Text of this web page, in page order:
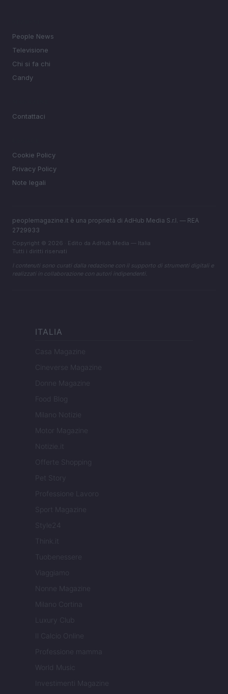
People News
Televisione
Chi si fa chi
Candy
Contattaci
Cookie Policy
Privacy Policy
Note legali
peoplemagazine.it è una proprietà di AdHub Media S.r.l. — REA
2729933
Copyright © 2026 · Edito da AdHub Media — Italia
Tutti i diritti riservati
I contenuti sono curati dalla redazione con il supporto di strumenti digitali e
realizzati in collaborazione con autori indipendenti.
ITALIA
Casa Magazine
Cineverse Magazine
Donne Magazine
Food Blog
Milano Notizie
Motor Magazine
Notizie.it
Offerte Shopping
Pet Story
Professione Lavoro
Sport Magazine
Style24
Think.it
Tuobenessere
Viaggiamo
Nonne Magazine
Milano Cortina
Luxury Club
Il Calcio Online
Professione mamma
World Music
Investimenti Magazine